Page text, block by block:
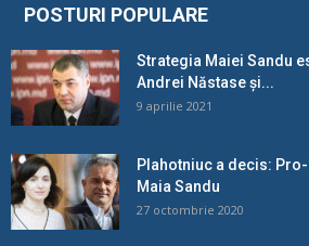
POSTURI POPULARE
Strategia Maiei Sandu
Andrei Năstase și...
9 aprilie 2021
Plahotniuc a decis:
Maia Sandu
27 octombrie 2020